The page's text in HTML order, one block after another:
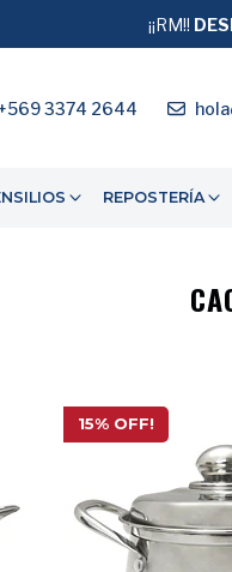
3374 2644
REPOSTERÍA
¡¡RM!!
15% OFF!